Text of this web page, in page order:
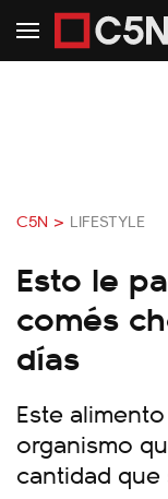
C5N > LIFESTYLE
Esto le
comés
días
Este
organismo
cantidad que